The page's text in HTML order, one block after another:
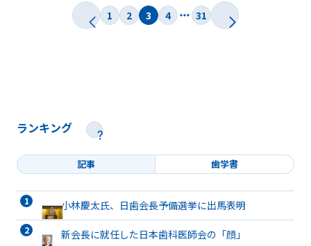
1 2 3 4 31
ランキング
記事 歯学書
小林慶太氏、日歯会長予備選挙に出馬表明
新会長に就任した日本歯科医師会の「顔」